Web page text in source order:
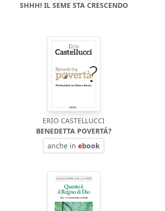
SHHH! IL SEME STA CRESCENDO
ERIO CASTELLUCCI
BENEDETTA POVERTÁ?
anche inebook